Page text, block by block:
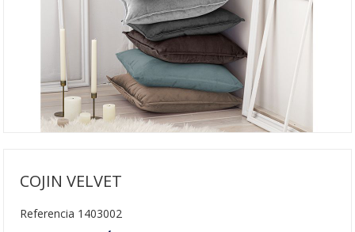
COJIN VELVET
Referencia 1403002